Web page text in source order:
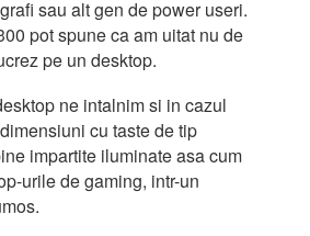
sau alt gen de power useri.
pot spune ca am uitat nu de
pe un desktop.
ne intalnim si in cazul
cu taste de tip
impartite iluminate asa cum
urile de gaming, intr-un